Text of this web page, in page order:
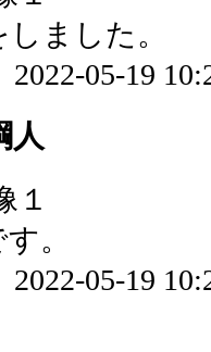
ました。
2022-05-19
。
2022-05-19